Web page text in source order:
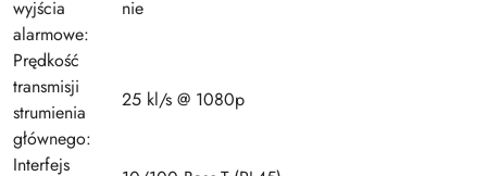
wyjścia
alarmowe:
nie
Prędkość
transmisji
strumienia
głównego:
25 kl/s @ 1080p
Interfejs